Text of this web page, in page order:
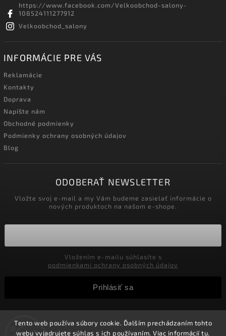
Tento web používa súbory cookie. Ďalším prechádzaním tohto
webu vyjadrujete súhlas s ich používaním. Viac informáciítu.
https://www.facebook.com/Velkoobchod-salony-
108524111277912
Velkoobchod_salony
INFORMÁCIE PRE VÁS
Reklamácie
Kontakty
Doprava
Napíšte nám
Obchodné podmienky
Podmienky ochrany osobných údajov
Blog
ODOBERAŤ NEWSLETTER
Vložte svoj e-mail a my Vám budeme zasielať informácie o
nových produktoch na našom e-shope.
podmienkami ochrany osobných údajov
Prihlásiť sa
Copyright 2026 Velkoobchod-salony.sk. Všetky práva